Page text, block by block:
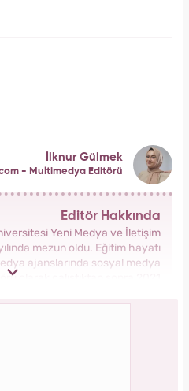
İlknur Gülmek
- Multimedya Editörü
Editör Hakkında
Yeni Medya ve İletişim
mezun oldu. Eğitim hayatı
ajanslarında sosyal medya
olarak çalıştıktan sonra 2021
bünyesinde Multimedya